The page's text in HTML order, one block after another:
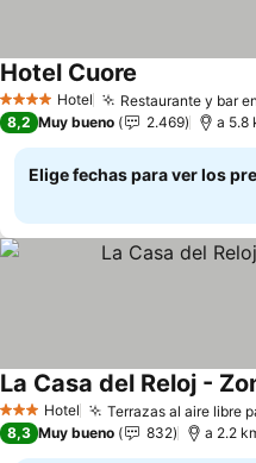
4 EstrellasHotel Restaurante y bar
Hotel Cuore
8,2 Muy bueno 2.469 a 5.8
Elige fechas para ver los
3 Estrellas
Hotel Terrazas al aire libre
La Casa del Reloj -
8,3 Muy bueno 832 a 2.2